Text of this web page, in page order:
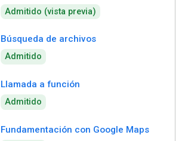
Admitido (vista previa)
Búsqueda de archivos
Admitido
Llamada a función
Admitido
Fundamentación con Google Maps